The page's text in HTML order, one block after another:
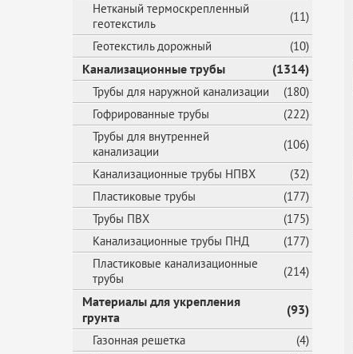
Нетканый термоскрепленный
геотекстиль
(11)
Геотекстиль дорожный
(10)
Канализационные трубы (1314)
Трубы для наружной канализации
(180)
Гофрированные трубы
(222)
Трубы для внутренней
канализации
(106)
Канализационные трубы НПВХ
(32)
Пластиковые трубы
(177)
Трубы ПВХ
(175)
Канализационные трубы ПНД
(177)
Пластиковые канализационные
трубы
(214)
Материалы для укрепления
грунта
(93)
Газонная решетка
(4)